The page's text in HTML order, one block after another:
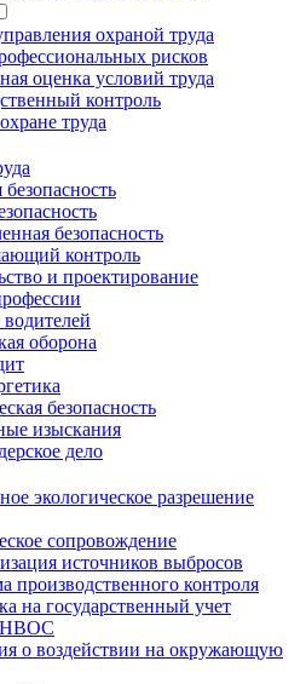
охраной труда
рисков
оценка условий труда
контроль
труда
безопасность
контроль
и проектирование
оборона
безопасность
изыскания
дело
экологическое разрешение
сопровождение
источников выбросов
производственного контроля
на государственный учет
НВОС
о воздействии на окружающую